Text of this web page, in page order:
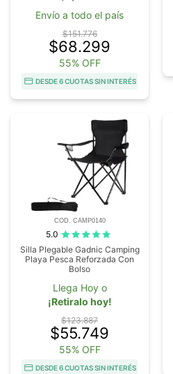
Envío a todo el país
$151.776
$68.299
55% OFF
DESDE 6 CUOTAS SIN INTERÉS
COD. CAMP0140
5.0
Silla Plegable Gadnic Camping
Playa Pesca Reforzada Con
Bolso
Llega Hoy o
¡Retiralo hoy!
$123.887
$55.749
55% OFF
DESDE 6 CUOTAS SIN INTERÉS